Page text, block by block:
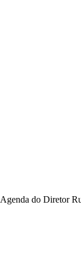
Agenda do Diretor